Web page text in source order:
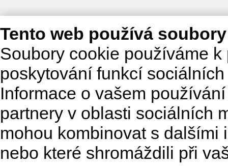
Tento web používá
Soubory cookie používáme
poskytování funkcí
Informace o vašem
partnery v oblasti sociálních
mohou kombinovat s dalšími
nebo které shromáždili při